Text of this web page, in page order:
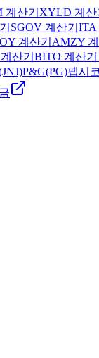
계산기 XYLD 계산
SGOV 계산기 ITA
계산기 AMZY
계산기 BITO 계산기
P&G(PG)펩시